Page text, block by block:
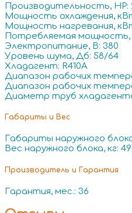
Производительность, HP:
Мощность охлаждения,
Мощность нагревания,
Потребляемая мощность,
Электропитание, В: 380
Уровень шума, Дб: 58/64
Хладагент: R410A
Диапазон рабочих
Диапазон рабочих
Диаметр труб
Габариты и Вес
Габариты наружного
Вес наружного блока, кг:
Производитель и Гарантия
Гарантия, мес.: 36